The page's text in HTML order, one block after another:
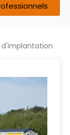
d'implantation